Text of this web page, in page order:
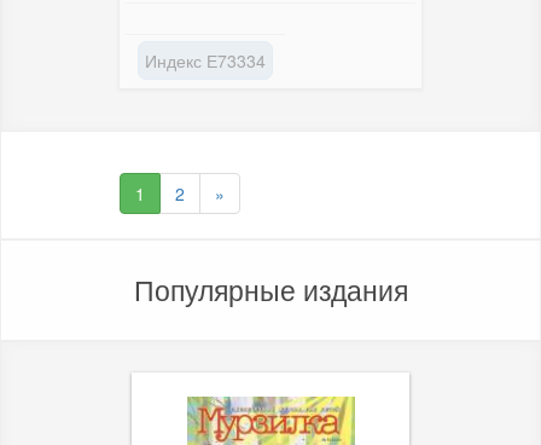
Индекс Е73334
1 2 »
Популярные издания